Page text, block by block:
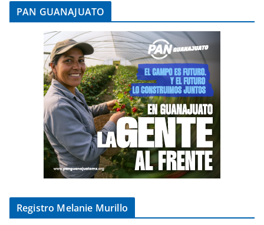
PAN GUANAJUATO
Registro Melanie Murillo